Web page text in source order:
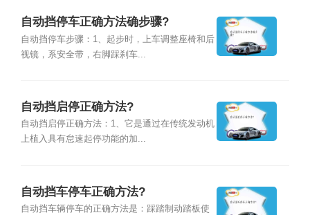
自动挡停车正确方法确步骤?
自动挡停车步骤：1、起步时，上车调整座椅和后
视镜，系安全带，右脚踩刹车...
自动挡启停正确方法?
自动挡启停正确方法：1、它是通过在传统发动机
上植入具有怠速起停功能的加...
自动挡车停车正确方法?
自动挡车辆停车的正确方法是：踩踏制动踏板使